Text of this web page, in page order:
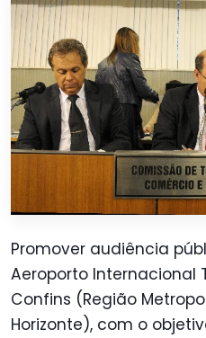
Promover audiência
Aeroporto Internacional
Confins (Região
Horizonte), com o